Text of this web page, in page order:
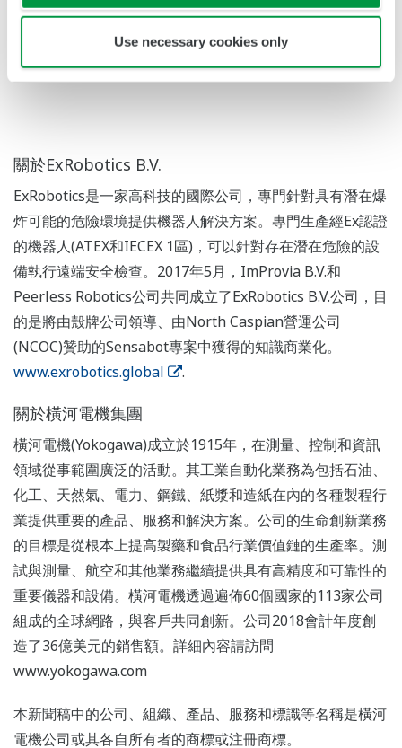
Use necessary cookies only
*2 2015年啟動的產業主導計畫，旨在促進機器人技術在資
本密集型基礎設施的檢查和維護中的發展、開發及應用。
關於ExRobotics B.V.
ExRobotics是一家高科技的國際公司，專門針對具有潛在爆
炸可能的危險環境提供機器人解決方案。專門生產經Ex認證
的機器人(ATEX和IECEX 1區)，可以針對存在潛在危險的設
備執行遠端安全檢查。2017年5月，ImProvia B.V.和
Peerless Robotics公司共同成立了ExRobotics B.V.公司，目
的是將由殼牌公司領導、由North Caspian營運公司
(NCOC)贊助的Sensabot專案中獲得的知識商業化。
www.exrobotics.global
.
關於橫河電機集團
橫河電機(Yokogawa)成立於1915年，在測量、控制和資訊
領域從事範圍廣泛的活動。其工業自動化業務為包括石油、
化工、天然氣、電力、鋼鐵、紙漿和造紙在內的各種製程行
業提供重要的產品、服務和解決方案。公司的生命創新業務
的目標是從根本上提高製藥和食品行業價值鏈的生產率。測
試與測量、航空和其他業務繼續提供具有高精度和可靠性的
重要儀器和設備。橫河電機透過遍佈60個國家的113家公司
組成的全球網路，與客戶共同創新。公司2018會計年度創
造了36億美元的銷售額。詳細內容請訪問
www.yokogawa.com
本新聞稿中的公司、組織、產品、服務和標識等名稱是橫河
電機公司或其各自所有者的商標或注冊商標。